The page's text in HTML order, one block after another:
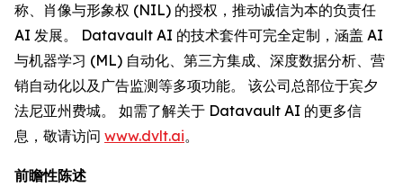
称、肖像与形象权 (NIL) 的授权，推动诚信为本的负责任
AI 发展。 Datavault AI 的技术套件可完全定制，涵盖 AI
与机器学习 (ML) 自动化、第三方集成、深度数据分析、营
销自动化以及广告监测等多项功能。 该公司总部位于宾夕
法尼亚州费城。 如需了解关于 Datavault AI 的更多信
息，敬请访问 www.dvlt.ai。
前瞻性陈述